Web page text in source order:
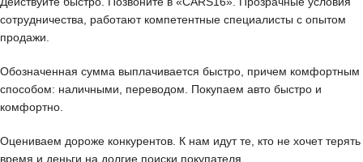
сотрудничества, работают компетентные специалисты с опытом
продажи.
Обозначенная сумма выплачивается быстро, причем комфортным
способом: наличными, переводом. Покупаем авто быстро и
комфортно.
Оцениваем дороже конкурентов. К нам идут те, кто не хочет терять
время и деньги на долгие поиски покупателя.